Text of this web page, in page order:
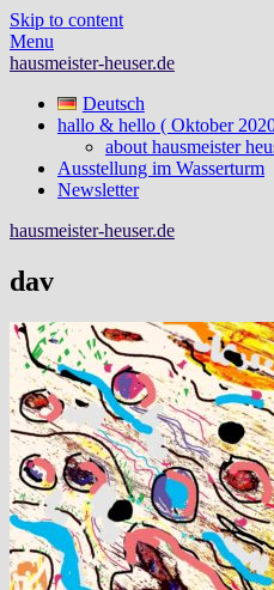
Skip to content
Menu
hausmeister-heuser.de
Deutsch
hallo & hello ( Oktober
about hausmeister
Ausstellung im Wasserturm
Newsletter
hausmeister-heuser.de
dav